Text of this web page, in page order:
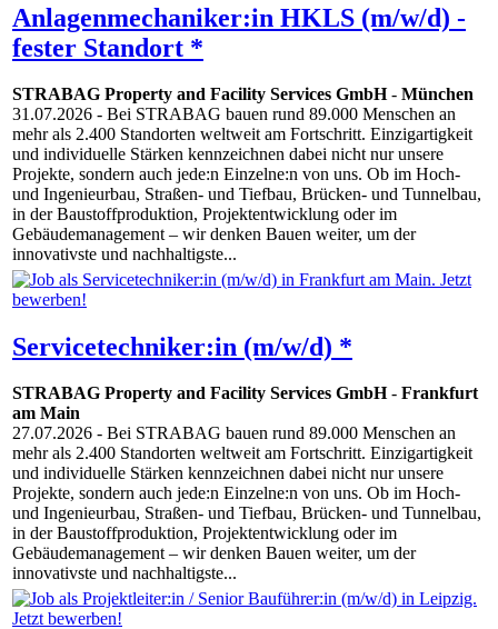
Anlagenmechaniker:in HKLS (m/w/d) -
fester Standort *
STRABAG Property and Facility Services GmbH- München
31.07.2026 - Bei STRABAG bauen rund 89.000 Menschen an
mehr als 2.400 Standorten weltweit am Fortschritt. Einzigartigkeit
und individuelle Stärken kennzeichnen dabei nicht nur unsere
Projekte, sondern auch jede:n Einzelne:n von uns. Ob im Hoch-
und Ingenieurbau, Straßen- und Tiefbau, Brücken- und Tunnelbau,
in der Baustoffproduktion, Projektentwicklung oder im
Gebäudemanagement – wir denken Bauen weiter, um der
innovativste und nachhaltigste...
Servicetechniker:in (m/w/d) *
STRABAG Property and Facility Services GmbH- Frankfurt
am Main
27.07.2026 - Bei STRABAG bauen rund 89.000 Menschen an
mehr als 2.400 Standorten weltweit am Fortschritt. Einzigartigkeit
und individuelle Stärken kennzeichnen dabei nicht nur unsere
Projekte, sondern auch jede:n Einzelne:n von uns. Ob im Hoch-
und Ingenieurbau, Straßen- und Tiefbau, Brücken- und Tunnelbau,
in der Baustoffproduktion, Projektentwicklung oder im
Gebäudemanagement – wir denken Bauen weiter, um der
innovativste und nachhaltigste...